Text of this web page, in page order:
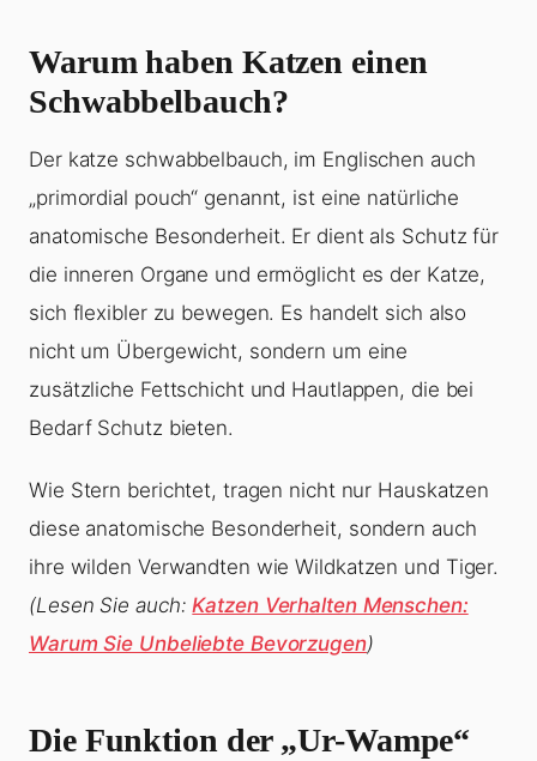
Warum haben Katzen einen
Schwabbelbauch?
Der katze schwabbelbauch, im Englischen auch
„primordial pouch“ genannt, ist eine natürliche
anatomische Besonderheit. Er dient als Schutz für
die inneren Organe und ermöglicht es der Katze,
sich flexibler zu bewegen. Es handelt sich also
nicht um Übergewicht, sondern um eine
zusätzliche Fettschicht und Hautlappen, die bei
Bedarf Schutz bieten.
Wie Stern berichtet, tragen nicht nur Hauskatzen
diese anatomische Besonderheit, sondern auch
ihre wilden Verwandten wie Wildkatzen und Tiger.
(Lesen Sie auch:Katzen Verhalten Menschen:
Warum Sie Unbeliebte Bevorzugen)
Die Funktion der „Ur-Wampe“